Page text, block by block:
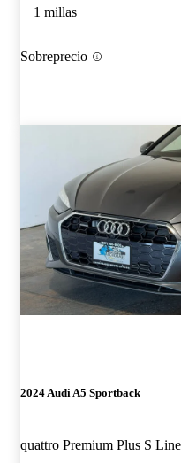
1 millas
Sobreprecio
2024 Audi A5 Sportback
quattro Premium Plus S